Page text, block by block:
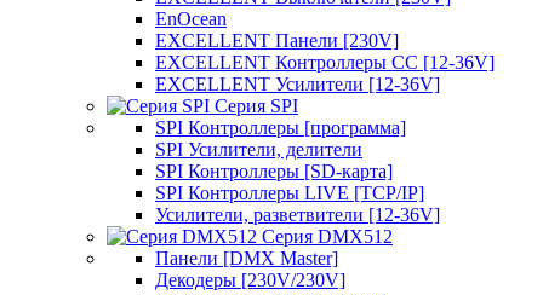
EnOcean
EXCELLENT Панели [230V]
EXCELLENT Контроллеры CC [12-36V]
EXCELLENT Усилители [12-36V]
Серия SPI
SPI Контроллеры [программа]
SPI Усилители, делители
SPI Контроллеры [SD-карта]
SPI Контроллеры LIVE [TCP/IP]
Усилители, разветвители [12-36V]
Серия DMX512
Панели [DMX Master]
Декодеры [230V/230V]